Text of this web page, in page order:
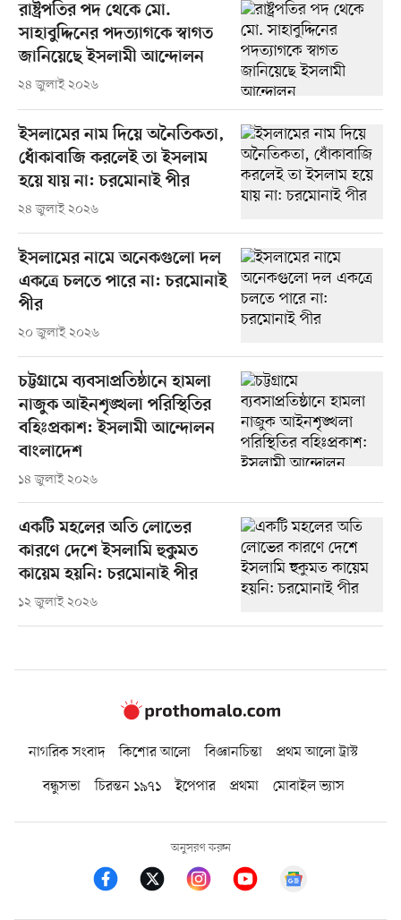
রাষ্ট্রপতির পদ থেকে মো.
সাহাবুদ্দিনের পদত্যাগকে স্বাগত
জানিয়েছে ইসলামী আন্দোলন
২৪ জুলাই ২০২৬
ইসলামের নাম দিয়ে অনৈতিকতা,
ধোঁকাবাজি করলেই তা ইসলাম
হয়ে যায় না: চরমোনাই পীর
২৪ জুলাই ২০২৬
ইসলামের নামে অনেকগুলো দল
একত্রে চলতে পারে না: চরমোনাই
পীর
২০ জুলাই ২০২৬
চট্টগ্রামে ব্যবসাপ্রতিষ্ঠানে হামলা
নাজুক আইনশৃঙ্খলা পরিস্থিতির
বহিঃপ্রকাশ: ইসলামী আন্দোলন
বাংলাদেশ
১৪ জুলাই ২০২৬
একটি মহলের অতি লোভের
কারণে দেশে ইসলামি হুকুমত
কায়েম হয়নি: চরমোনাই পীর
১২ জুলাই ২০২৬
নাগরিক সংবাদ কিশোর আলো বিজ্ঞানচিন্তা
প্রথম আলো ট্রাস্ট
বন্ধুসভা
চিরন্তন ১৯৭১ ইপেপার প্রথমা মোবাইল ভ্যাস
অনুসরণ করুন